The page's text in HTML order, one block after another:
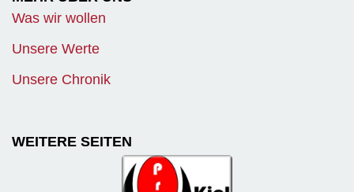
Was wir wollen
Unsere Werte
Unsere Chronik
WEITERE SEITEN